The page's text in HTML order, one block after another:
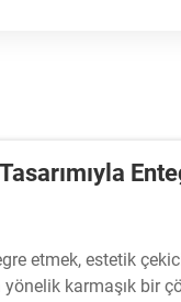
etmek, estetik
karmaşık bir